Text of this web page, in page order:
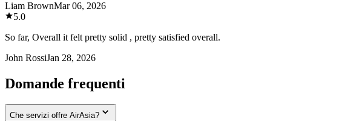
Liam BrownMar 06, 2026
5.0
So far, Overall it felt pretty solid , pretty satisfied overall.
John RossiJan 28, 2026
Domande frequenti
Che servizi offre AirAsia?